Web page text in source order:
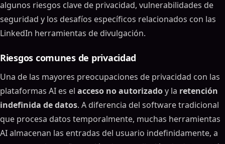
algunos riesgos clave de privacidad, vulnerabilidades de
seguridad y los desafíos específicos relacionados con las
LinkedIn herramientas de divulgación.
Riesgos comunes de privacidad
Una de las mayores preocupaciones de privacidad con las
plataformas AI es el acceso no autorizadoy la retención
indefinida de datos. A diferencia del software tradicional
que procesa datos temporalmente, muchas herramientas
AI almacenan las entradas del usuario indefinidamente, a